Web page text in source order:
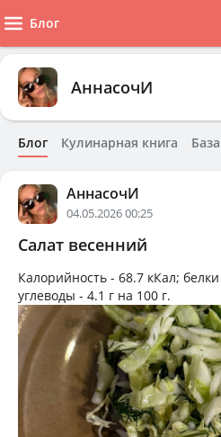
Блог
АннасочИ
Блог Кулинарная книга
АннасочИ
04.05.2026 00:25
Салат весенний
Калорийность - 68.7 кКал;
углеводы - 4.1 г на 100 г.